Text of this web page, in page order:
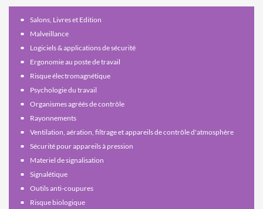
Salons, Livres et Edition
Malveillance
Logiciels & applications de sécurité
Ergonomie au poste de travail
Risque électromagnétique
Psychologie du travail
Organismes agréés de contrôle
Rayonnements
Ventilation, aération, filtrage et appareils de contrôle d'atmosphère
Sécurité pour appareils à pression
Materiel de signalisation
Signalétique
Outils anti-coupures
Risque biologique